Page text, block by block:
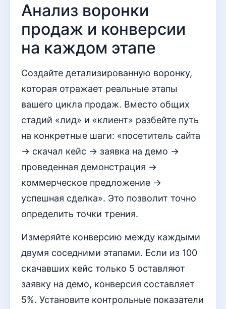
Анализ воронки
продаж и конверсии
на каждом этапе
Создайте детализированную воронку,
которая отражает реальные этапы
вашего цикла продаж. Вместо общих
стадий «лид» и «клиент» разбейте путь
на конкретные шаги: «посетитель сайта
→ скачал кейс → заявка на демо →
проведенная демонстрация →
коммерческое предложение →
успешная сделка». Это позволит точно
определить точки трения.
Измеряйте конверсию между каждыми
двумя соседними этапами. Если из 100
скачавших кейс только 5 оставляют
заявку на демо, конверсия составляет
5%. Установите контрольные показатели